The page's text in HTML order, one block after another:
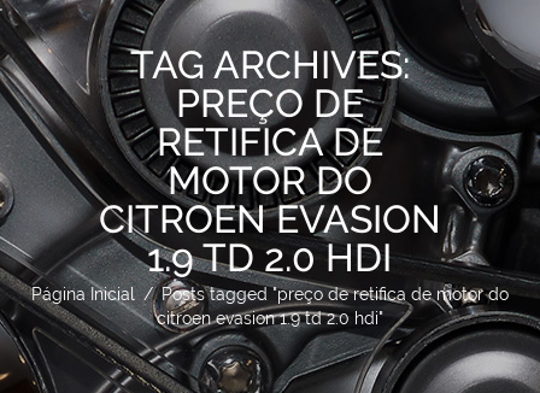
TAG ARCHIVES:
PREÇO DE
RETIFICA DE
MOTOR DO
CITROEN EVASION
1.9 TD 2.0 HDI
Página Inicial / Posts tagged "preço de retifica de motor do
citroen evasion 1.9 td 2.0 hdi"